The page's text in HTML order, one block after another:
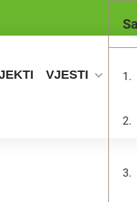
VJESTI